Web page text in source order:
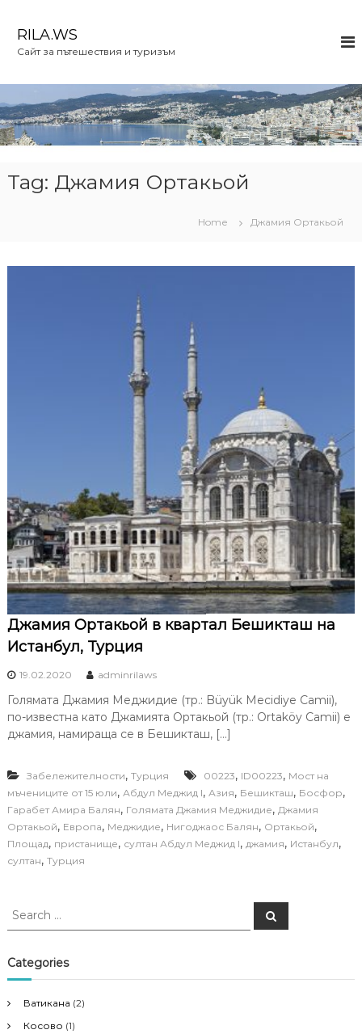
c
o
n
RILA.WS
Сайт за пътешествия и туризъм
Tag: Джамия Ортакьой
Home Джамия Ортакьой
Джамия Ортакьой в квартал Бешикташ на
Истанбул, Турция
19.02.2020 adminrilaws
Голямата Джамия Меджидие (тр.: Büyük Mecidiye Camii),
по-известна като Джамията Ортакьой (тр.: Ortaköy Camii) е
джамия, намираща се в Бешикташ, […]
Забележителности, Турция 00223, ID00223, Mост на
мъчениците от 15 юли, Абдул Меджид I, Азия, Бешикташ, Босфор,
Гарабет Амира Балян, Голямата Джамия Меджидие, Джамия
Ортакьой, Европа, Меджидие, Нигоджаос Балян, Ортакьой,
Площад, пристанище, султан Абдул Меджид I, джамия, Истанбул,
султан, Турция
S
r
c
f
o
S
e
Categories
Ватикана (2)
Косово (1)